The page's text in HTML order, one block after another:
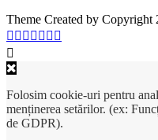
Theme Created by Copyright
Folosim cookie-uri pentru
menținerea setărilor. (ex:
de GDPR).